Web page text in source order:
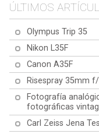
ÚLTIMOS
Olympus Trip 35
Nikon L35F
Canon A35F
Risespray 35mm
Fotografía
fotográficas
Carl Zeiss Jena